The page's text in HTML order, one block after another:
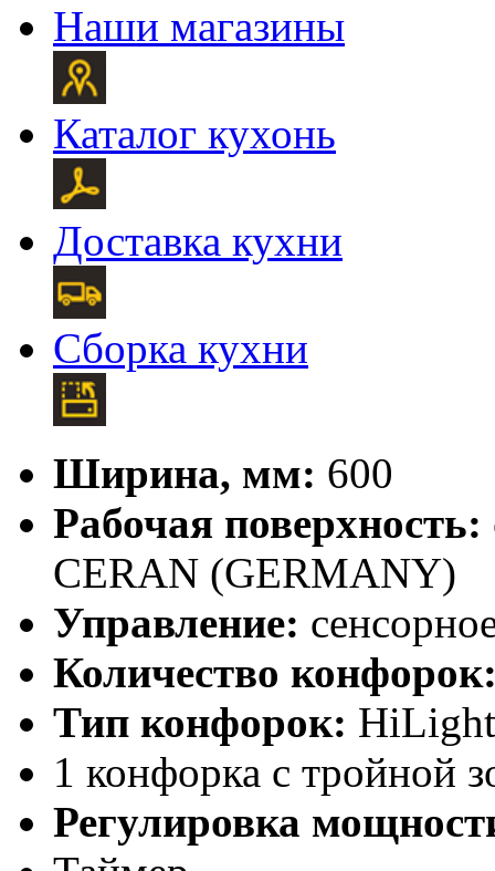
Наши магазины
Каталог кухонь
Доставка кухни
Сборка кухни
Ширина, мм: 600
Рабочая поверхность:
CERAN (GERMANY)
Управление:
Количество
Тип конфорок: HiLight
1 конфорка с тройной
Регулировка